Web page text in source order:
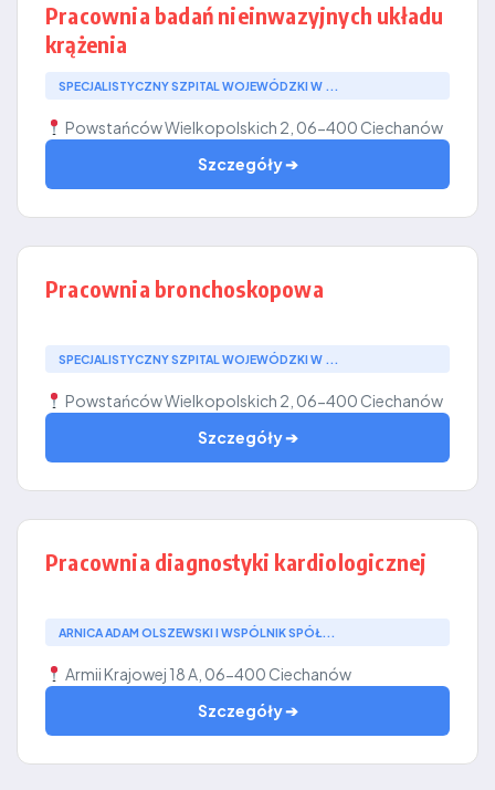
Pracownia badań nieinwazyjnych układu
krążenia
SPECJALISTYCZNY SZPITAL WOJEWÓDZKI W ...
Powstańców Wielkopolskich 2, 06-400 Ciechanów
Szczegóły ➔
Pracownia bronchoskopowa
SPECJALISTYCZNY SZPITAL WOJEWÓDZKI W ...
Powstańców Wielkopolskich 2, 06-400 Ciechanów
Szczegóły ➔
Pracownia diagnostyki kardiologicznej
ARNICA ADAM OLSZEWSKI I WSPÓLNIK SPÓŁ...
Armii Krajowej 18 A, 06-400 Ciechanów
Szczegóły ➔